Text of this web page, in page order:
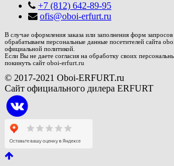
+7 (812) 642-89-95
ofis@oboi-erfurt.ru
В случае оформления заказа или заполнения форм
обрабатываем персональные данные посетителей сайта
официальной политикой.
Если Вы не даете согласия на обработку своих
покинуть сайт oboi-erfurt.ru
© 2017-2021 Oboi-ERFURT.ru
Сайт официального дилера ERFURT